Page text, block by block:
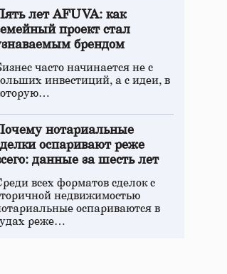
лет AFUVA: как
проект стал
брендом
часто начинается не с
инвестиций, а с идеи, в
нотариальные
оспаривают реже
данные за шесть лет
всех форматов сделок с
недвижимостью
оспариваются в
реже…